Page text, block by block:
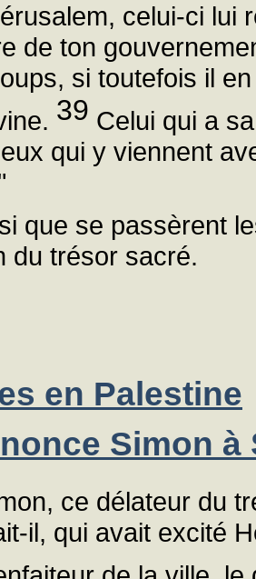
celui-ci lui
de ton
si toutefois il
39 Celui qui a
qui y viennent
que se passèrent
du trésor sacré.
en Palestine
Simon à
ce délateur du
il, qui avait excité